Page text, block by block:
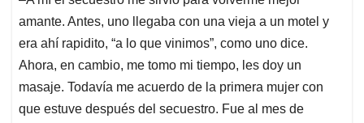
amante. Antes, uno llegaba con una vieja a un motel y
era ahí rapidito, “a lo que vinimos”, como uno dice.
Ahora, en cambio, me tomo mi tiempo, les doy un
masaje. Todavía me acuerdo de la primera mujer con
que estuve después del secuestro. Fue al mes de